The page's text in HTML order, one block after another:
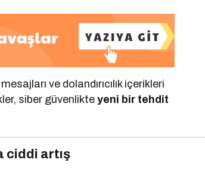
ve dolandırıcılık içerikleri
siber güvenlikteyeni bir tehdit
ciddi artış